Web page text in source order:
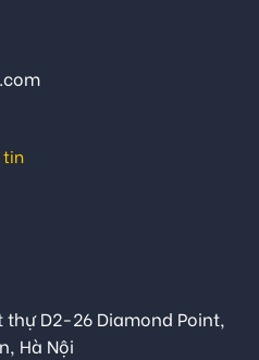
tin
thự D2-26 Diamond Point,
Hà Nội